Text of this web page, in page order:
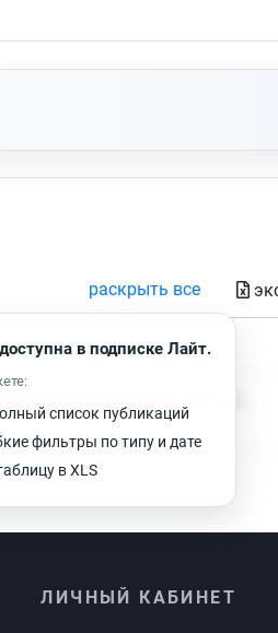
раскрыть все
Время чтенияв подписке Лайт.
список публикаций
фильтры по типу и дате
в XLS
ЛИЧНЫЙ КАБИНЕТ